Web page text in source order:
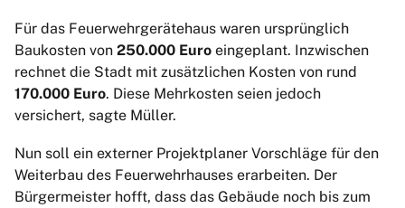
Für das Feuerwehrgerätehaus waren ursprünglich
Baukosten von 250.000 Euro eingeplant. Inzwischen
rechnet die Stadt mit zusätzlichen Kosten von rund
170.000 Euro. Diese Mehrkosten seien jedoch
versichert, sagte Müller.
Nun soll ein externer Projektplaner Vorschläge für den
Weiterbau des Feuerwehrhauses erarbeiten. Der
Bürgermeister hofft, dass das Gebäude noch bis zum